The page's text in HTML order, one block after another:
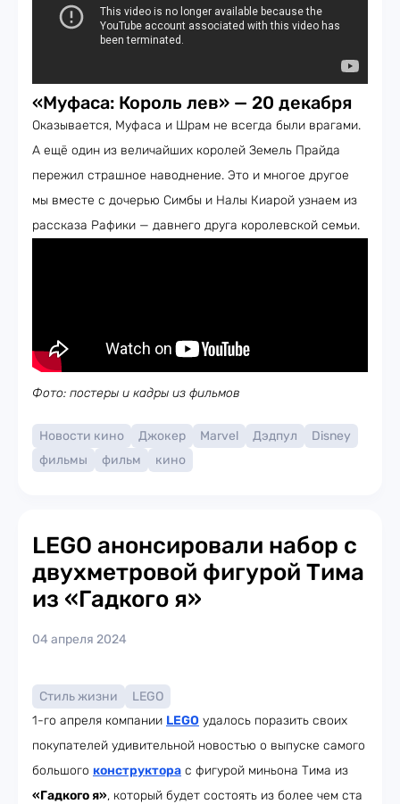
«Муфаса: Король лев» — 20 декабря
Оказывается, Муфаса и Шрам не всегда были врагами.
А ещё один из величайших королей Земель Прайда
пережил страшное наводнение. Это и многое другое
мы вместе с дочерью Симбы и Налы Киарой узнаем из
рассказа Рафики — давнего друга королевской семьи.
Фото: постеры и кадры из фильмов
Новости кино Джокер Marvel Дэдпул
Disney
фильмы
фильм кино
LEGO анонсировали набор с
двухметровой фигурой Тима
из «Гадкого я»
04 апреля 2024
Стиль жизни
LEGO
1-го апреля компании LEGO удалось поразить своих
покупателей удивительной новостью о выпуске самого
большого конструктора с фигурой миньона Тима из
«Гадкого я», который будет состоять из более чем ста